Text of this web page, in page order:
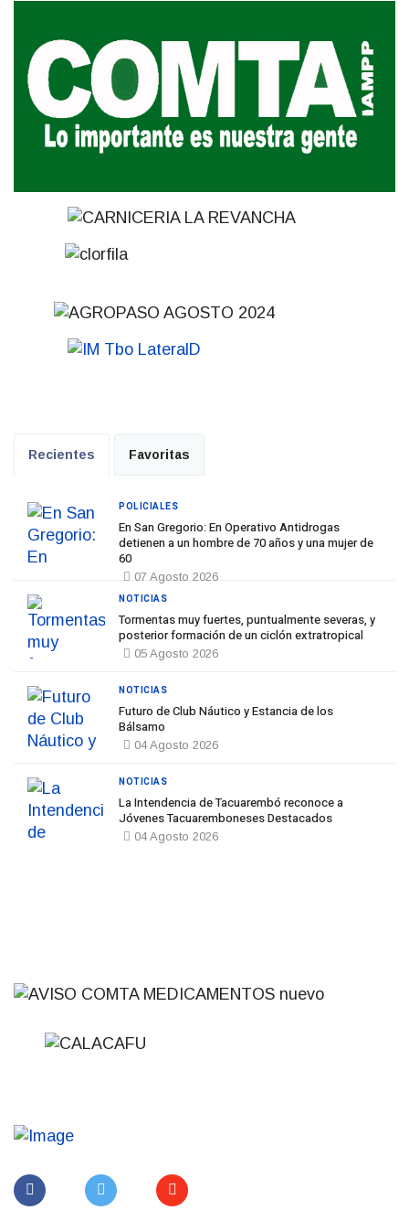
Recientes Favoritas
En San Gregorio: En Operativo Antidrogas
detienen a un hombre de 70 años y una mujer de
60
07 Agosto 2026
POLICIALES
Tormentas muy fuertes, puntualmente severas, y
posterior formación de un ciclón extratropical
05 Agosto 2026
NOTICIAS
Futuro de Club Náutico y Estancia de los
Bálsamo
04 Agosto 2026
NOTICIAS
La Intendencia de Tacuarembó reconoce a
Jóvenes Tacuaremboneses Destacados
04 Agosto 2026
NOTICIAS